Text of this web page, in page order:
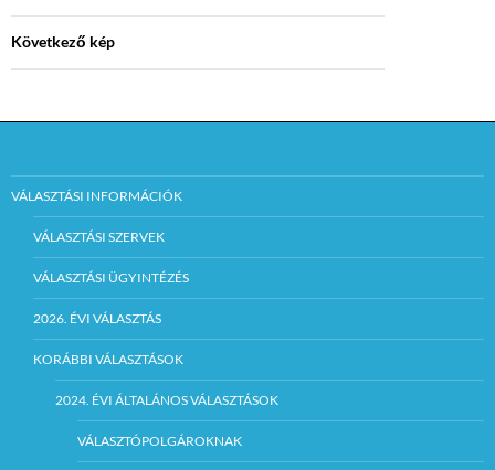
Következő kép
VÁLASZTÁSI INFORMÁCIÓK
VÁLASZTÁSI SZERVEK
VÁLASZTÁSI ÜGYINTÉZÉS
2026. ÉVI VÁLASZTÁS
KORÁBBI VÁLASZTÁSOK
2024. ÉVI ÁLTALÁNOS VÁLASZTÁSOK
VÁLASZTÓPOLGÁROKNAK